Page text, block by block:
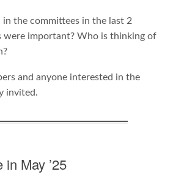
in the committees in the last 2
were important? Who is thinking of
and anyone interested in the
invited.
in May ’25